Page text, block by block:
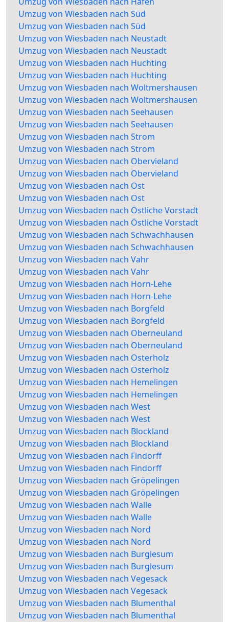
Umzug von Wiesbaden nach Süd
Umzug von Wiesbaden nach Süd
Umzug von Wiesbaden nach Neustadt
Umzug von Wiesbaden nach Neustadt
Umzug von Wiesbaden nach Huchting
Umzug von Wiesbaden nach Huchting
Umzug von Wiesbaden nach Woltmershausen
Umzug von Wiesbaden nach Woltmershausen
Umzug von Wiesbaden nach Seehausen
Umzug von Wiesbaden nach Seehausen
Umzug von Wiesbaden nach Strom
Umzug von Wiesbaden nach Strom
Umzug von Wiesbaden nach Obervieland
Umzug von Wiesbaden nach Obervieland
Umzug von Wiesbaden nach Ost
Umzug von Wiesbaden nach Ost
Umzug von Wiesbaden nach Östliche Vorstadt
Umzug von Wiesbaden nach Östliche Vorstadt
Umzug von Wiesbaden nach Schwachhausen
Umzug von Wiesbaden nach Schwachhausen
Umzug von Wiesbaden nach Vahr
Umzug von Wiesbaden nach Vahr
Umzug von Wiesbaden nach Horn-Lehe
Umzug von Wiesbaden nach Horn-Lehe
Umzug von Wiesbaden nach Borgfeld
Umzug von Wiesbaden nach Borgfeld
Umzug von Wiesbaden nach Oberneuland
Umzug von Wiesbaden nach Oberneuland
Umzug von Wiesbaden nach Osterholz
Umzug von Wiesbaden nach Osterholz
Umzug von Wiesbaden nach Hemelingen
Umzug von Wiesbaden nach Hemelingen
Umzug von Wiesbaden nach West
Umzug von Wiesbaden nach West
Umzug von Wiesbaden nach Blockland
Umzug von Wiesbaden nach Blockland
Umzug von Wiesbaden nach Findorff
Umzug von Wiesbaden nach Findorff
Umzug von Wiesbaden nach Gröpelingen
Umzug von Wiesbaden nach Gröpelingen
Umzug von Wiesbaden nach Walle
Umzug von Wiesbaden nach Walle
Umzug von Wiesbaden nach Nord
Umzug von Wiesbaden nach Nord
Umzug von Wiesbaden nach Burglesum
Umzug von Wiesbaden nach Burglesum
Umzug von Wiesbaden nach Vegesack
Umzug von Wiesbaden nach Vegesack
Umzug von Wiesbaden nach Blumenthal
Umzug von Wiesbaden nach Blumenthal